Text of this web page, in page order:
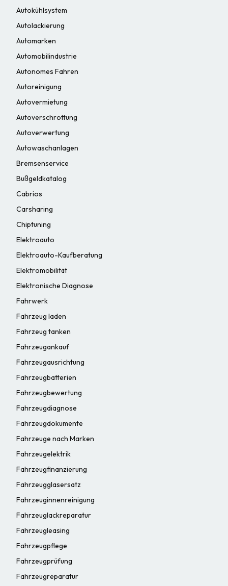
Autokühlsystem
Autolackierung
Automarken
Automobilindustrie
Autonomes Fahren
Autoreinigung
Autovermietung
Autoverschrottung
Autoverwertung
Autowaschanlagen
Bremsenservice
Bußgeldkatalog
Cabrios
Carsharing
Chiptuning
Elektroauto
Elektroauto-Kaufberatung
Elektromobilität
Elektronische Diagnose
Fahrwerk
Fahrzeug laden
Fahrzeug tanken
Fahrzeugankauf
Fahrzeugausrichtung
Fahrzeugbatterien
Fahrzeugbewertung
Fahrzeugdiagnose
Fahrzeugdokumente
Fahrzeuge nach Marken
Fahrzeugelektrik
Fahrzeugfinanzierung
Fahrzeugglasersatz
Fahrzeuginnenreinigung
Fahrzeuglackreparatur
Fahrzeugleasing
Fahrzeugpflege
Fahrzeugprüfung
Fahrzeugreparatur